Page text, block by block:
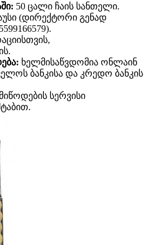
50 ცალი ჩაის სანთელი.
(დირექტორი გენად
ხელმისაწვდომია ონლაინ
ბანკისა და კრედო ბანკის
სერვისი